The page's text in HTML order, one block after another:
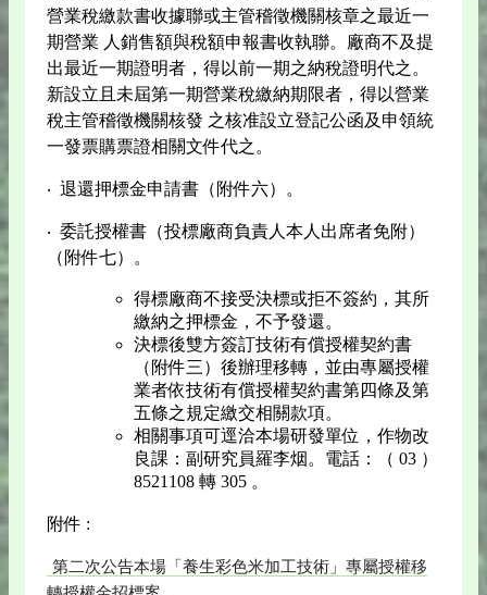
營業稅繳款書收據聯或主管稽徵機關核章之最近一
期營業 人銷售額與稅額申報書收執聯。廠商不及提
出最近一期證明者，得以前一期之納稅證明代之。
新設立且未屆第一期營業稅繳納期限者，得以營業
稅主管稽徵機關核發 之核准設立登記公函及申領統
一發票購票證相關文件代之。
‧ 退還押標金申請書（附件六）。
‧ 委託授權書（投標廠商負責人本人出席者免附）
（附件七）。
得標廠商不接受決標或拒不簽約，其所
繳納之押標金，不予發還。
決標後雙方簽訂技術有償授權契約書
（附件三）後辦理移轉，並由專屬授權
業者依技術有償授權契約書第四條及第
五條之規定繳交相關款項。
相關事項可逕洽本場研發單位，作物改
良課：副研究員羅李烟。電話：（ 03 ）
8521108 轉 305 。
附件 :
第二次公告本場「養生彩色米加工技術」專屬授權移